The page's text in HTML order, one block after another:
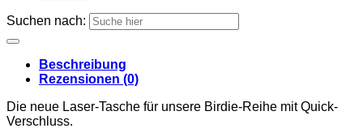
Suchen nach:
Beschreibung
Rezensionen (0)
Die neue Laser-Tasche für unsere Birdie-Reihe mit Quick-
Verschluss.